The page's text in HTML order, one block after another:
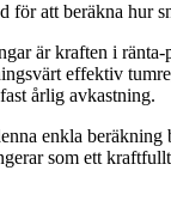
för att beräkna hur
är kraften i
effektiv
årlig avkastning.
enkla
som ett